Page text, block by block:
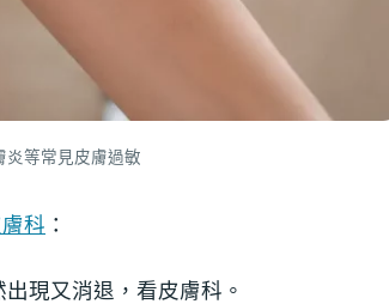
炎等常見皮膚過敏
科 ：
現又消退，看皮膚科。